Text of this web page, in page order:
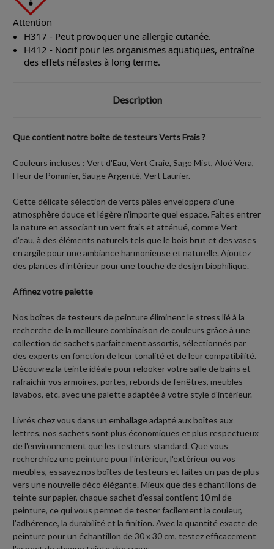
Attention
H317 - Peut provoquer une allergie cutanée.
H412 - Nocif pour les organismes aquatiques, entraîne
des effets néfastes à long terme.
Description
Que contient notre boîte de testeurs Verts Frais ?
Couleurs incluses : Vert d'Eau, Vert Craie, Sage Mist, Aloé Vera,
Fleur de Pommier, Sauge Argenté, Vert Laurier.
Cette délicate sélection de verts pâles enveloppera d'une
atmosphère douce et légère n'importe quel espace. Faites entrer
la nature en associant un vert frais et atténué, comme Vert
d'eau, à des éléments naturels tels que le bois brut et des vases
en argile pour une ambiance harmonieuse et naturelle. Ajoutez
des plantes d'intérieur pour une touche de design biophilique.
Affinez votre palette
Nos boîtes de testeurs de peinture éliminent le stress lié à la
recherche de la meilleure combinaison de couleurs grâce à une
collection de sachets parfaitement assortis, sélectionnés par
des experts en fonction de leur tonalité et de leur compatibilité.
Découvrez la teinte idéale pour relooker votre salle de bains et
rafraichir vos armoires, portes, rebords de fenêtres, meubles-
lavabos, etc. avec une palette adaptée à votre style d'intérieur.
Livrés chez vous dans un emballage adapté aux boîtes aux
lettres, nos sachets sont plus économiques et plus respectueux
de l'environnement que les testeurs standard. Que vous
recherchiez une peinture pour l'intérieur, l'extérieur ou vos
meubles, essayez nos boîtes de testeurs et faites un pas de plus
vers une nouvelle déco élégante. Mieux que des échantillons de
teinte sur papier, chaque sachet d'essai contient 10 ml de
peinture, ce qui vous permet de tester facilement la couleur,
l'adhérence, la durabilité et la finition. Avec la quantité exacte de
peinture pour un échantillon de 30 x 30 cm, testez efficacement